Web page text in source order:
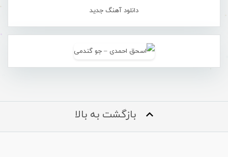
دانلود آهنگ جدید
بازگشت به بالا